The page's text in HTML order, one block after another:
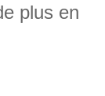
plus en